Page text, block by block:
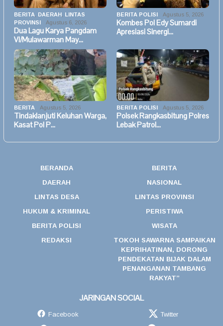
BERITA DAERAH LINTAS
PROVINSI
Agustus 6, 2026
Dua Lagu Karya Pangdam
VI/Mulawarman May…
BERITA POLISI Agustus 5, 2026
Kombes Pol Edy Sumardi
Apresiasi Sinergi…
BERITA Agustus 5, 2026
Tindaklanjuti Keluhan Warga,
Kasat Pol P…
BERITA POLISI Agustus 5, 2026
Polsek Rangkasbitung Polres
Lebak Patrol…
BERANDA
BERITA
DAERAH
NASIONAL
LINTAS DESA
LINTAS PROVINSI
HUKUM & KRIMINAL
PERISTIWA
BERITA POLISI
WISATA
REDAKSI
TOKOH SAWARNA SAMPAIKAN
KEPRIHATINAN, DORONG
PENDEKATAN BIJAK DALAM
PENANGANAN TAMBANG
RAKYAT”
JARINGAN SOCIAL
Facebook
Twitter